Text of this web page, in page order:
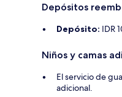
Depósitos
Depósito: IDR
Niños y camas
El servicio de
adicional.